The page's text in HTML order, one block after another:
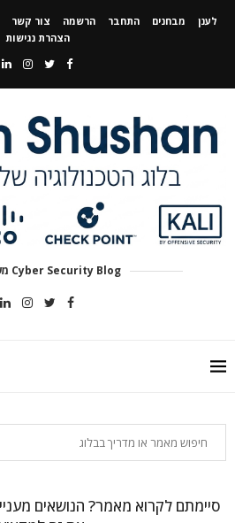
לענן מבחנים התחבר הרשמה צור קשר
הצהרת נגישות
Cyber Security Blog משנת 2013
סיימתם לקרוא מאמר? הנושאים